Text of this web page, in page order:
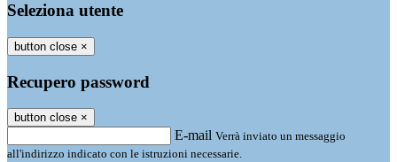
Seleziona utente
button close ×
Recupero password
button close ×
E-mail Verrà inviato un messaggio
all'indirizzo indicato con le istruzioni necessarie.